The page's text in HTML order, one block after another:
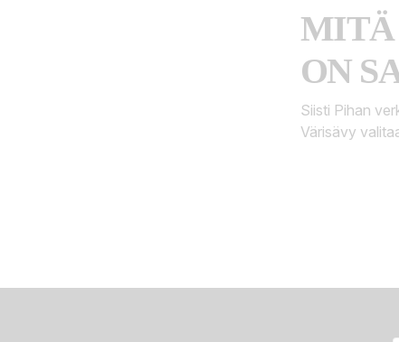
MITÄ
ON
Siisti Pihan
Värisävy